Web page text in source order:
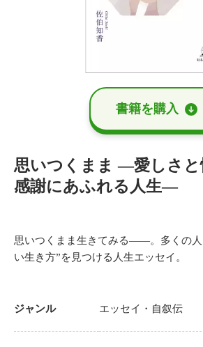
書籍を購⼊
思いつくまま ―愛しさと
感謝にあふれる人生―
思いつくまま生きてみる――。多くの人
い生き方”を見つける人生エッセイ。
ジャンル エッセイ・自叙伝